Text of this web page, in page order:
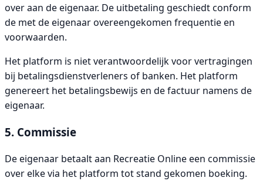
over aan de eigenaar. De uitbetaling geschiedt conform
de met de eigenaar overeengekomen frequentie en
voorwaarden.
Het platform is niet verantwoordelijk voor vertragingen
bij betalingsdienstverleners of banken. Het platform
genereert het betalingsbewijs en de factuur namens de
eigenaar.
5. Commissie
De eigenaar betaalt aan Recreatie Online een commissie
over elke via het platform tot stand gekomen boeking.